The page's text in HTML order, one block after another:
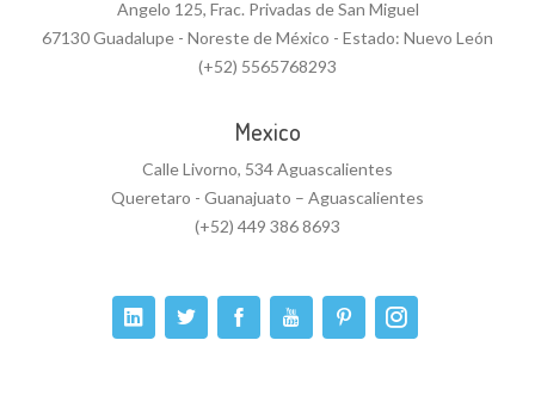
Angelo 125, Frac. Privadas de San Miguel
67130 Guadalupe - Noreste de México - Estado: Nuevo León
(+52) 5565768293
Mexico
Calle Livorno, 534 Aguascalientes
Queretaro - Guanajuato – Aguascalientes
(+52) 449 386 8693